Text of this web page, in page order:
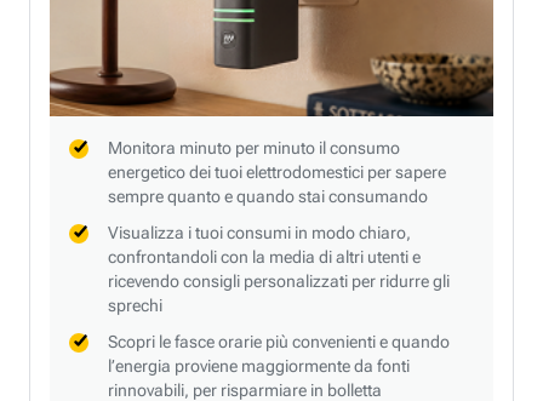
Monitora minuto per minuto il consumo
energetico dei tuoi elettrodomestici per sapere
sempre quanto e quando stai consumando
Visualizza i tuoi consumi in modo chiaro,
confrontandoli con la media di altri utenti e
ricevendo consigli personalizzati per ridurre gli
sprechi
Scopri le fasce orarie più convenienti e quando
l’energia proviene maggiormente da fonti
rinnovabili, per risparmiare in bolletta